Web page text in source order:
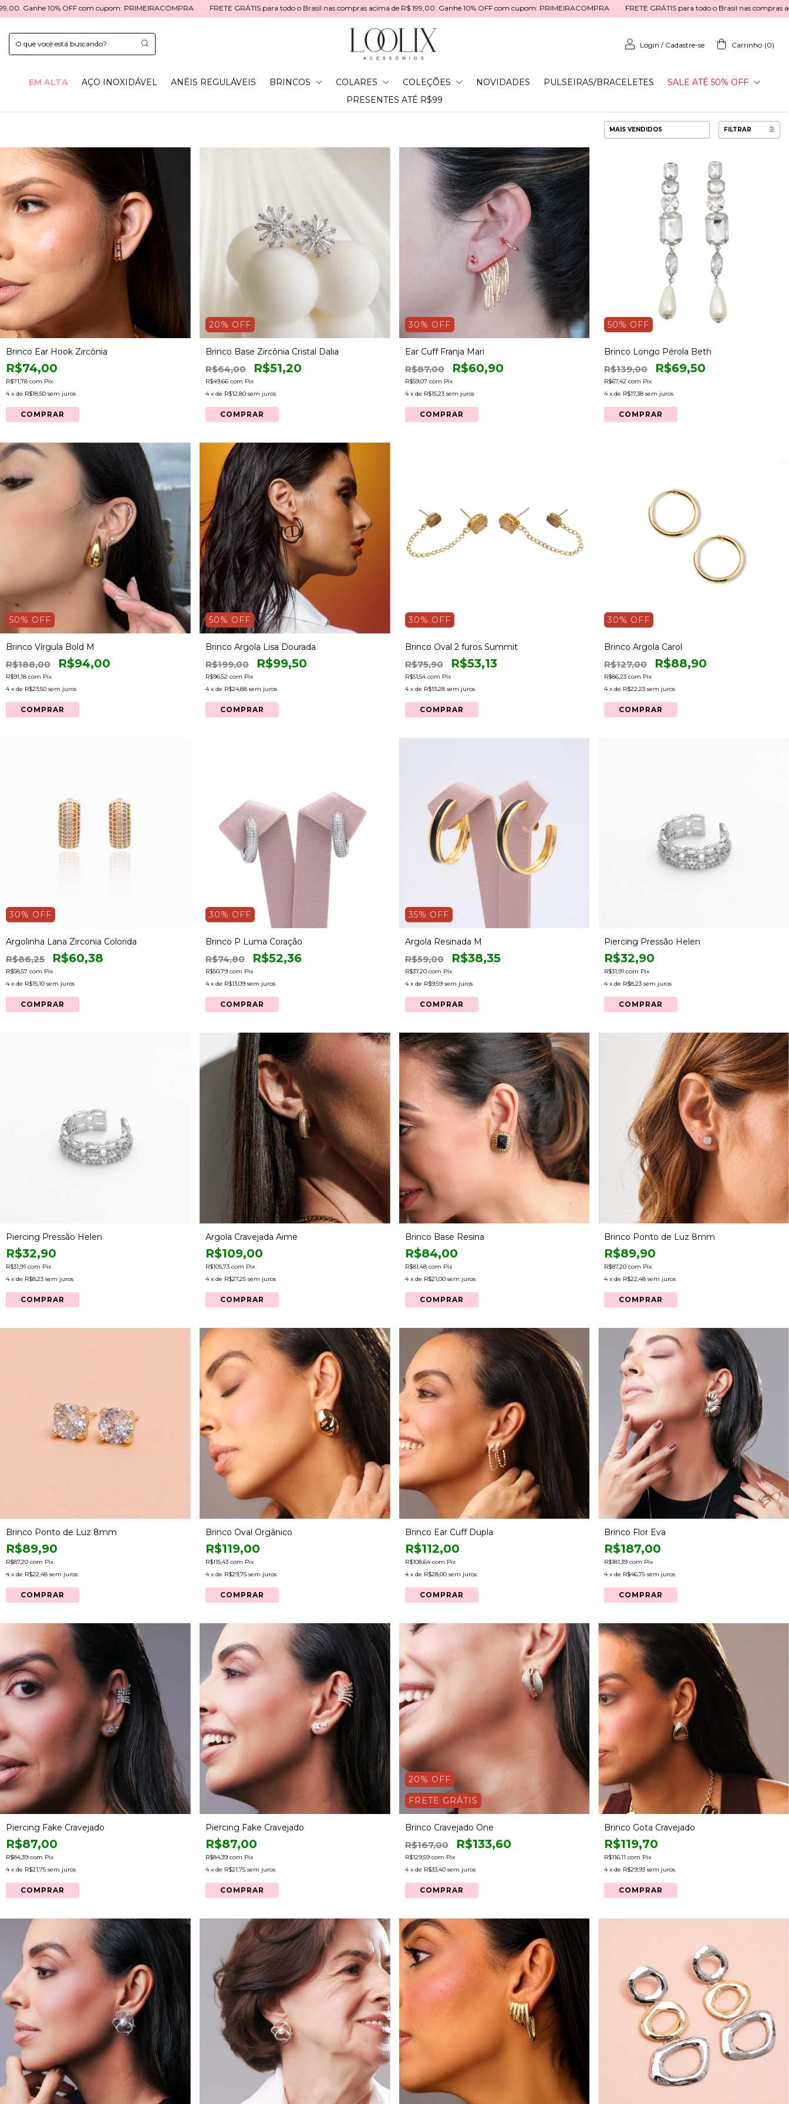
PRIMEIRACOMPRA FRETE GRÁTIS para todo o Brasil nas compras acima de R$ 199,00. Ganhe 10% OFF com cupom: PRIMEIRACOMPRA FRETE GRÁTIS para todo o Brasil nas compras acima de R$ 199,00. Ganhe
Login / Cadastre-se Carrinho (0)
EM ALTA AÇO INOXIDÁVEL ANÉIS REGULÁVEIS BRINCOS COLARES COLEÇÕES NOVIDADES PULSEIRAS/BRACELETES
SALE ATÉ 50% OFF
PRESENTES ATÉ R$99
FILTRAR
Brinco Ear Hook Zircônia
R$74,00
R$71,78 com Pix
4 x de R$18,50 sem juros
COMPRAR
20% OFF
Brinco Base Zircônia Cristal Dalia
R$64,00 R$51,20
R$49,66 com Pix
4 x de R$12,80 sem juros
COMPRAR
30% OFF
Ear Cuff Franja Mari
R$87,00 R$60,90
R$59,07 com Pix
4 x de R$15,23 sem juros
COMPRAR
50% OFF
Brinco Longo Pérola Beth
R$139,00 R$69,50
R$67,42com Pix
4 x de R$17,38 sem juros
COMPRAR
50% OFF
Brinco Vírgula Bold M
R$188,00 R$94,00
R$91,18 com Pix
4 x de R$23,50 sem juros
COMPRAR
50% OFF
Brinco Argola Lisa Dourada
R$199,00 R$99,50
R$96,52 com Pix
4 x de R$24,88 sem juros
COMPRAR
30% OFF
Brinco Oval 2 furos Summit
R$75,90 R$53,13
R$51,54com Pix
4 x de R$13,28 sem juros
COMPRAR
30% OFF
Brinco Argola Carol
R$127,00 R$88,90
R$86,23com Pix
4 x de R$22,23 sem juros
COMPRAR
30% OFF
Argolinha Lana Zirconia Colorida
R$86,25 R$60,38
R$58,57 com Pix
4 x de R$15,10 sem juros
COMPRAR
30% OFF
Brinco P Luma Coração
R$74,80 R$52,36
R$50,79 com Pix
4 x de R$13,09 sem juros
COMPRAR
35% OFF
Argola Resinada M
R$59,00 R$38,35
R$37,20 com Pix
4 x de R$9,59 sem juros
COMPRAR
Piercing Pressão Helen
R$32,90
R$31,91com Pix
4 x de R$8,23 sem juros
COMPRAR
Piercing Pressão Helen
R$32,90
R$31,91 com Pix
4 x de R$8,23 sem juros
COMPRAR
Argola Cravejada Aime
R$109,00
R$105,73 com Pix
4 x de R$27,25 sem juros
COMPRAR
Brinco Base Resina
R$84,00
R$81,48 com Pix
4 x de R$21,00 sem juros
COMPRAR
Brinco Ponto de Luz 8mm
R$89,90
R$87,20com Pix
4 x de R$22,48 sem juros
COMPRAR
Brinco Ponto de Luz 8mm
R$89,90
R$87,20 com Pix
4 x de R$22,48 sem juros
COMPRAR
Brinco Oval Orgânico
R$119,00
R$115,43 com Pix
4 x de R$29,75 sem juros
COMPRAR
Brinco Ear Cuff Dupla
R$112,00
R$108,64com Pix
4 x de R$28,00 sem juros
COMPRAR
Brinco Flor Eva
R$187,00
R$181,39com Pix
4 x de R$46,75 sem juros
COMPRAR
Piercing Fake Cravejado
R$87,00
R$84,39 com Pix
4 x de R$21,75 sem juros
COMPRAR
Piercing Fake Cravejado
R$87,00
R$84,39 com Pix
4 x de R$21,75 sem juros
COMPRAR
20% OFF
FRETE GRÁTIS
Brinco Cravejado One
R$167,00 R$133,60
R$129,59 com Pix
4 x de R$33,40 sem juros
COMPRAR
Brinco Gota Cravejado
R$119,70
R$116,11com Pix
4 x de R$29,93 sem juros
COMPRAR